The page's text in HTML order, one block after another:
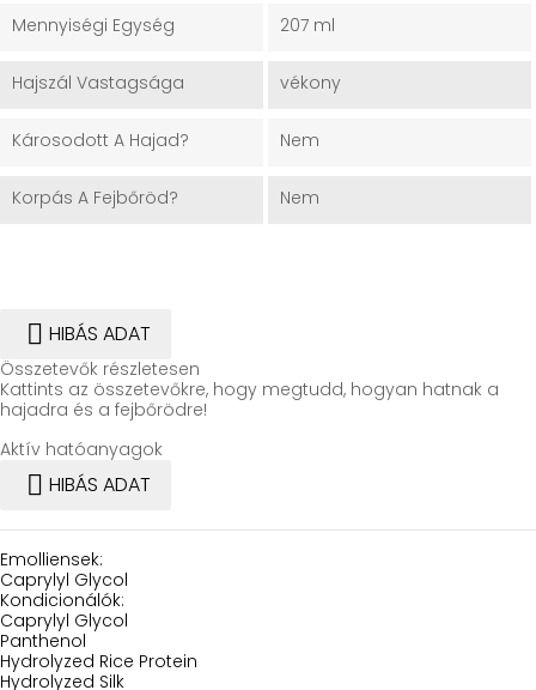
Mennyiségi Egység 207 ml
Hajszál Vastagsága vékony
Károsodott A Hajad? Nem
Korpás A Fejbőröd? Nem
 HIBÁS ADAT
Összetevők részletesen
Kattints az összetevőkre, hogy megtudd, hogyan hatnak a
hajadra és a fejbőrödre!
Aktív hatóanyagok
 HIBÁS ADAT
Emolliensek:
Caprylyl Glycol
Kondicionálók:
Caprylyl Glycol
Panthenol
Hydrolyzed Rice Protein
Hydrolyzed Silk